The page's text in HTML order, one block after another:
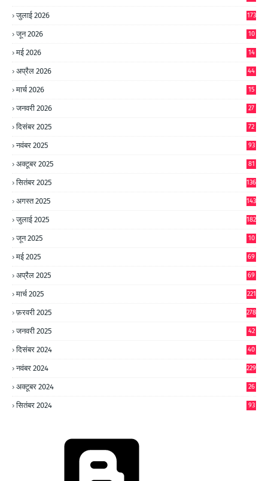
जुलाई 2026 173
जून 2026
10
मई 2026
14
अप्रैल 2026 44
मार्च 2026 15
जनवरी 2026 27
दिसंबर 2025 72
नवंबर 2025 93
अक्टूबर 2025 81
सितंबर 2025 136
अगस्त 2025 143
जुलाई 2025 182
जून 2025
10
मई 2025 69
अप्रैल 2025 69
मार्च 2025 221
फ़रवरी 2025 278
जनवरी 2025
42
दिसंबर 2024
40
नवंबर 2024 229
अक्टूबर 2024
26
सितंबर 2024 93